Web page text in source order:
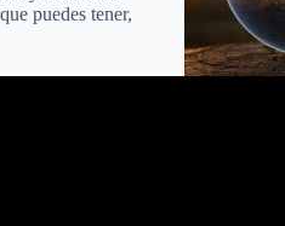
puedes tener,